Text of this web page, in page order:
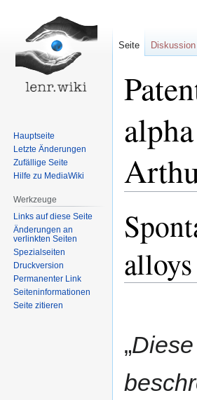
Navigation
springen
Suche
springen
„
Seite Diskussion
Hauptseite
Letzte Änderungen
Zufällige Seite
Hilfe zu MediaWiki
Werkzeuge
Links auf diese Seite
Änderungen an
verlinkten Seiten
Spezialseiten
Druckversion
Permanenter Link
Seiten­informationen
Seite zitieren